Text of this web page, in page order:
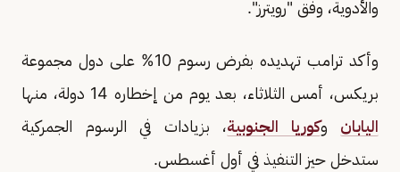
والأدوية، وفق "رويترز".
وأكد ترامب تهديده بفرض رسوم 10% على دول مجموعة
بريكس، أمس الثلاثاء، بعد يوم من إخطاره 14 دولة، منها
اليابان وكوريا الجنوبية، بزيادات في الرسوم الجمركية
ستدخل حيز التنفيذ في أول أغسطس.